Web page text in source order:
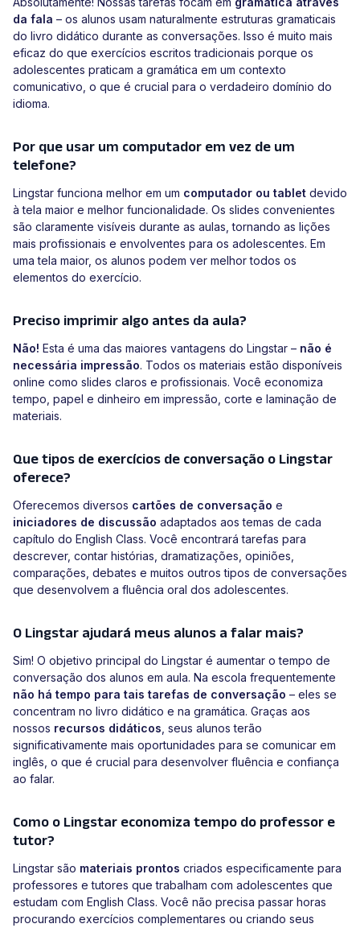
da fala – os alunos usam naturalmente estruturas gramaticais
do livro didático durante as conversações. Isso é muito mais
eficaz do que exercícios escritos tradicionais porque os
adolescentes praticam a gramática em um contexto
comunicativo, o que é crucial para o verdadeiro domínio do
idioma.
Por que usar um computador em vez de um
telefone?
Lingstar funciona melhor em um computador ou tablet devido
à tela maior e melhor funcionalidade. Os slides convenientes
são claramente visíveis durante as aulas, tornando as lições
mais profissionais e envolventes para os adolescentes. Em
uma tela maior, os alunos podem ver melhor todos os
elementos do exercício.
Preciso imprimir algo antes da aula?
Não! Esta é uma das maiores vantagens do Lingstar – não é
necessária impressão. Todos os materiais estão disponíveis
online como slides claros e profissionais. Você economiza
tempo, papel e dinheiro em impressão, corte e laminação de
materiais.
Que tipos de exercícios de conversação o Lingstar
oferece?
Oferecemos diversos cartões de conversação e
iniciadores de discussão adaptados aos temas de cada
capítulo do English Class. Você encontrará tarefas para
descrever, contar histórias, dramatizações, opiniões,
comparações, debates e muitos outros tipos de conversações
que desenvolvem a fluência oral dos adolescentes.
O Lingstar ajudará meus alunos a falar mais?
Sim! O objetivo principal do Lingstar é aumentar o tempo de
conversação dos alunos em aula. Na escola frequentemente
não há tempo para tais tarefas de conversação – eles se
concentram no livro didático e na gramática. Graças aos
nossos recursos didáticos, seus alunos terão
significativamente mais oportunidades para se comunicar em
inglês, o que é crucial para desenvolver fluência e confiança
ao falar.
Como o Lingstar economiza tempo do professor e
tutor?
Lingstar são materiais prontos criados especificamente para
professores e tutores que trabalham com adolescentes que
estudam com English Class. Você não precisa passar horas
procurando exercícios complementares ou criando seus